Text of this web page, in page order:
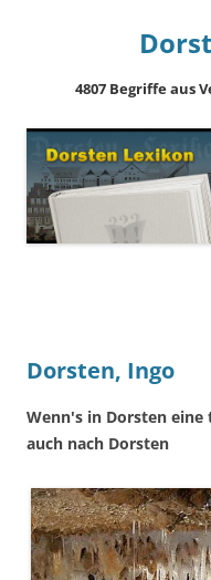
4807 Begriffe aus
Dorsten, Ingo
Wenn's in Dorsten eine
auch nach Dorsten